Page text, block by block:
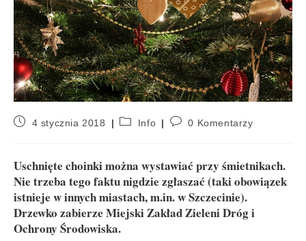
4 stycznia 2018 Info 0 Komentarzy
Uschnięte choinki można wystawiać przy śmietnikach.
Nie trzeba tego faktu nigdzie zgłaszać (taki obowiązek
istnieje w innych miastach, m.in. w Szczecinie).
Drzewko zabierze Miejski Zakład Zieleni Dróg i
Ochrony Środowiska.